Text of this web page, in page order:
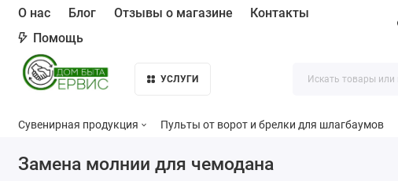
О нас Блог Отзывы о магазине
Контакты
Помощь
УСЛУГИ
Сувенирная продукция Пульты от ворот и брелки для шлагбаумов
Замена молнии для чемодана